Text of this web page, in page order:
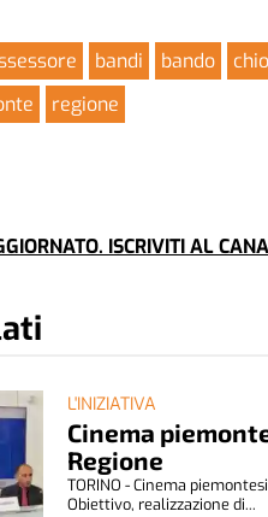
bandi bando
regione
ISCRIVITI AL
L'INIZIATIVA
Cinema
Regione
TORINO - Cinema
Obiettivo, realizzazione di...